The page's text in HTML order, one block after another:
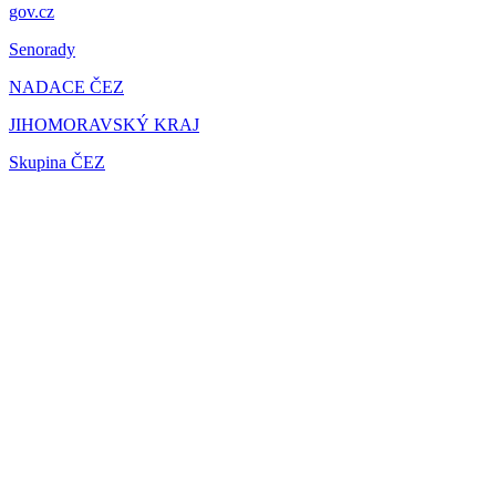
gov.cz
Senorady
NADACE ČEZ
JIHOMORAVSKÝ KRAJ
Skupina ČEZ